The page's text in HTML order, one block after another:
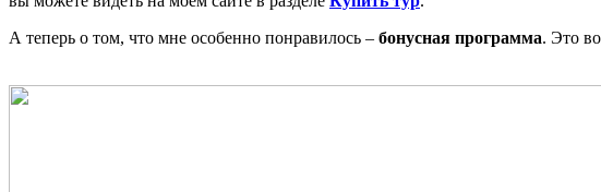
А теперь о том, что мне особенно понравилось – бонусная программа. Это